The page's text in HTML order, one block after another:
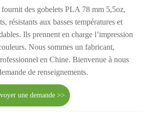
des gobelets PLA 78 mm 5,5oz,
résistants aux basses températures et
Ils prennent en charge l’impression
Nous sommes un fabricant,
en Chine. Bienvenue à nous
de renseignements.
une demande >>